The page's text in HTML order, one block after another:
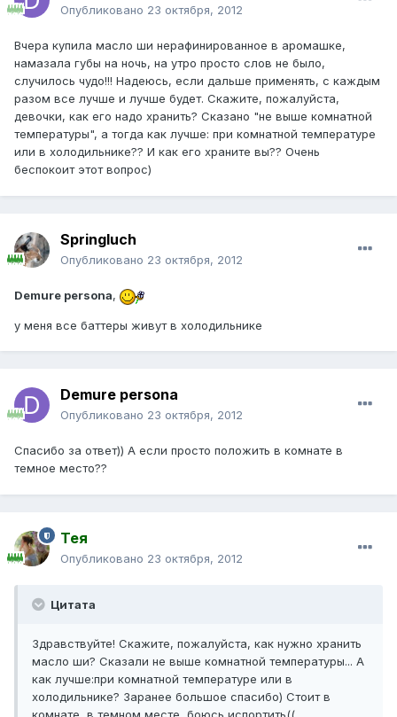
Опубликовано 23 октября, 2012
Вчера купила масло ши нерафинированное в аромашке,
намазала губы на ночь, на утро просто слов не было,
случилось чудо!!! Надеюсь, если дальше применять, с каждым
разом все лучше и лучше будет. Скажите, пожалуйста,
девочки, как его надо хранить? Сказано "не выше комнатной
температуры", а тогда как лучше: при комнатной температуре
или в холодильнике?? И как его храните вы?? Очень
беспокоит этот вопрос)
Springluch
Опубликовано 23 октября, 2012
Demure persona,
у меня все баттеры живут в холодильнике
Demure persona
Опубликовано 23 октября, 2012
Спасибо за ответ)) А если просто положить в комнате в
темное место??
Тея
Опубликовано 23 октября, 2012
Цитата
Здравствуйте! Скажите, пожалуйста, как нужно хранить
масло ши? Сказали не выше комнатной температуры... А
как лучше:при комнатной температуре или в
холодильнике? Заранее большое спасибо) Стоит в